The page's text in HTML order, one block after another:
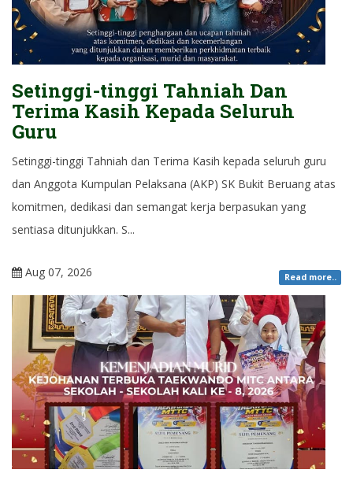
Setinggi-tinggi Tahniah Dan
Terima Kasih Kepada Seluruh
Guru
Setinggi-tinggi Tahniah dan Terima Kasih kepada seluruh guru
dan Anggota Kumpulan Pelaksana (AKP) SK Bukit Beruang atas
komitmen, dedikasi dan semangat kerja berpasukan yang
sentiasa ditunjukkan. S...
Read more..
Aug 07, 2026